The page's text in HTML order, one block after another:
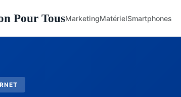
Pour TousMarketingMatérielSmartphones